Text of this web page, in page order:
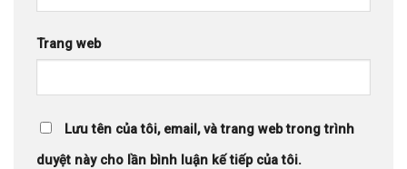
Trang web
Lưu tên của tôi, email, và trang web trong trình
duyệt này cho lần bình luận kế tiếp của tôi.